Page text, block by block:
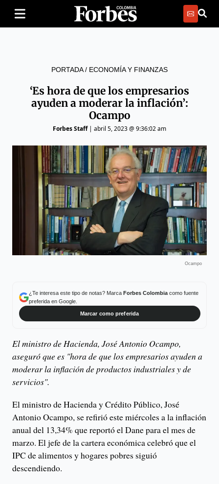
PORTADA/ ECONOMÍA Y FINANZAS
‘Es hora de que los empresarios
ayuden a moderar la inflación’:
Ocampo
Forbes Staff| abril 5, 2023 @ 9:36:02 am
Ocampo
¿Te interesa este tipo de notas? Marca Forbes Colombiacomo fuente
preferida en Google.
Marcar como preferida
El ministro de Hacienda, José Antonio Ocampo,
aseguró que es "hora de que los empresarios ayuden a
moderar la inflación de productos industriales y de
servicios".
El ministro de Hacienda y Crédito Público, José
Antonio Ocampo, se refirió este miércoles a la inflación
anual del 13,34% que reportó el Dane para el mes de
marzo. El jefe de la cartera económica celebró que el
IPC de alimentos y hogares pobres siguió
descendiendo.